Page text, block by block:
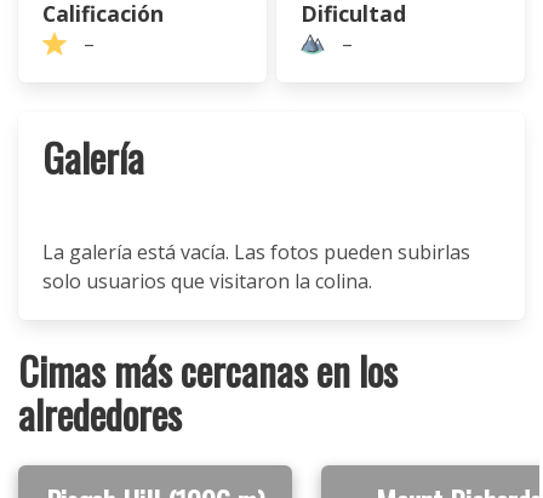
Calificación
–
Dificultad
–
Galería
La galería está vacía. Las fotos pueden subirlas
solo usuarios que visitaron la colina.
Cimas más cercanas en los
alrededores